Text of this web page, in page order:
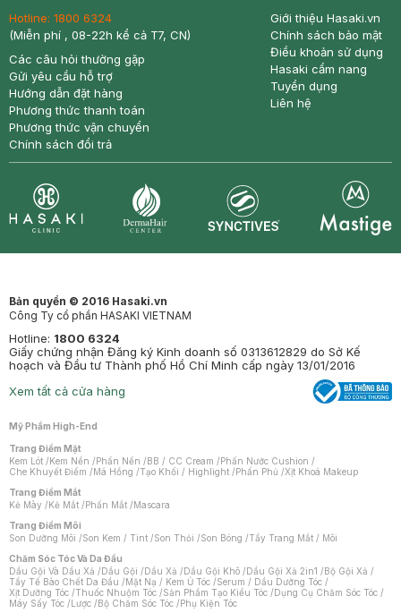
Hotline: 1800 6324
(Miễn phí , 08-22h kể cả T7, CN)
Các câu hỏi thường gặp
Gửi yêu cầu hỗ trợ
Hướng dẫn đặt hàng
Phương thức thanh toán
Phương thức vận chuyển
Chính sách đổi trả
Giới thiệu Hasaki.vn
Chính sách bảo mật
Điều khoản sử dụng
Hasaki cẩm nang
Tuyển dụng
Liên hệ
Bản quyền © 2016 Hasaki.vn
Công Ty cổ phần HASAKI VIETNAM
Hotline: 1800 6324
Giấy chứng nhận Đăng ký Kinh doanh số 0313612829 do Sở Kế
hoạch và Đầu tư Thành phố Hồ Chí Minh cấp ngày 13/01/2016
Xem tất cả cửa hàng
Mỹ Phẩm High-End
Trang Điểm Mặt
Kem Lót /Kem Nền /Phấn Nền /BB / CC Cream /Phấn Nước Cushion /
Che Khuyết Điểm /Má Hồng /Tạo Khối / Highlight /Phấn Phủ /Xịt Khoá Makeup
Trang Điểm Mắt
Kẻ Mày /Kẻ Mắt /Phấn Mắt /Mascara
Trang Điểm Môi
Son Dưỡng Môi /Son Kem / Tint /Son Thỏi /Son Bóng /Tẩy Trang Mắt / Môi
Chăm Sóc Tóc Và Da Đầu
Dầu Gội Và Dầu Xả /Dầu Gội /Dầu Xả /Dầu Gội Khô /Dầu Gội Xả 2in1 /Bộ Gội Xả /
Tẩy Tế Bào Chết Da Đầu /Mặt Nạ / Kem Ủ Tóc /Serum / Dầu Dưỡng Tóc /
Xịt Dưỡng Tóc /Thuốc Nhuộm Tóc /Sản Phẩm Tạo Kiểu Tóc /Dụng Cụ Chăm Sóc Tóc /
Máy Sấy Tóc /Lược /Bộ Chăm Sóc Tóc /Phụ Kiện Tóc